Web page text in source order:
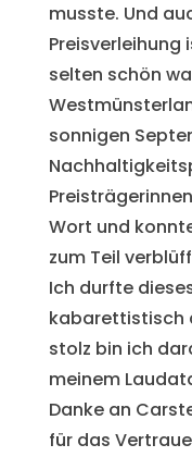
musste. Und
Preisverleihung
selten schön
sonnigen
Wort und
zum Teil
Ich durfte
kabarettistisch
stolz bin ich
meinem
Danke an
für das